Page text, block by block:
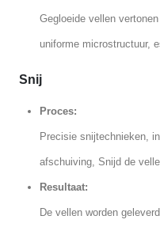
Gegloeide vellen
uniforme microstructuur,
Snij
Proces:
Precisie snijtechnieken,
afschuiving, Snijd de
Resultaat:
De vellen worden